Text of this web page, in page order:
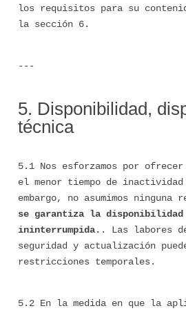
los requisitos para su
la sección 6.
---
5. Disponibilidad,
técnica
5.1 Nos esforzamos por
el menor tiempo de
embargo, no asumimos ninguna
se garantiza la disponibilidad
ininterrumpida. . Las labores
seguridad y actualización
restricciones temporales.